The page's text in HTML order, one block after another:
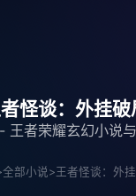
怪谈：外挂破
王者荣耀玄幻小说
全部小说>王者怪谈：外